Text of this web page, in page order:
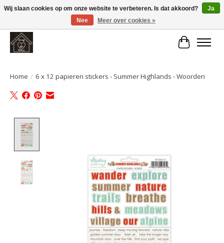
Large selection of products and fast shipping!
Home / 6 x 12 papieren stickers - Summer Highlands - Woorden
Wij slaan cookies op om onze website te verbeteren. Is dat akkoord?
Ja
Nee
Meer over cookies »